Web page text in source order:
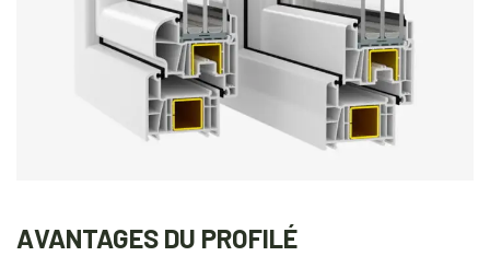
AVANTAGES DU PROFILÉ